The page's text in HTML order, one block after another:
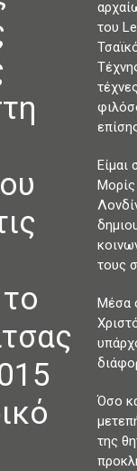
του
Είμαι
Μορίς
τους
Μέσα
Όσο
της